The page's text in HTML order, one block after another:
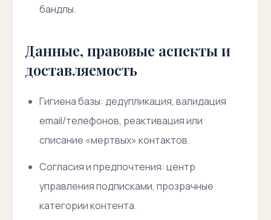
бандлы.
Данные, правовые аспекты и
доставляемость
Гигиена базы: дедупликация, валидация
email/телефонов, реактивация или
списание «мертвых» контактов.
Согласия и предпочтения: центр
управления подписками, прозрачные
категории контента.